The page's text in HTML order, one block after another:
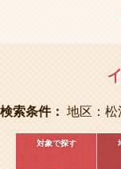
検索条件： 地区：松
対象で探す